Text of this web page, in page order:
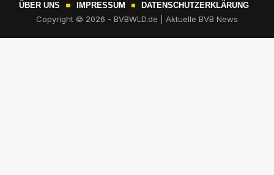
ÜBER UNS IMPRESSUM DATENSCHUTZERKLÄRUNG
Copyright © 2026 - BVBWLD.de | Aktuelle BVB News